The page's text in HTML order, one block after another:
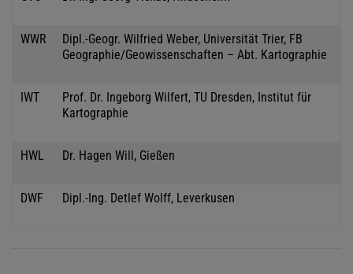
WWR
Dipl.-Geogr. Wilfried Weber, Universität Trier, FB
Geographie/Geowissenschaften – Abt. Kartographie
IWT
Prof. Dr. Ingeborg Wilfert, TU Dresden, Institut für
Kartographie
HWL Dr. Hagen Will, Gießen
DWF Dipl.-Ing. Detlef Wolff, Leverkusen